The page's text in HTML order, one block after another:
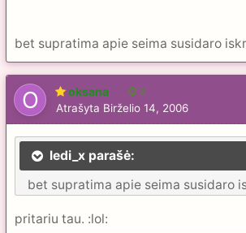
bet supratima apie seima susidaro
oksana 2
Atrašyta Birželio 14, 2006
ledi_x parašė:
bet supratima apie seima susidaro
pritariu tau. :lol: